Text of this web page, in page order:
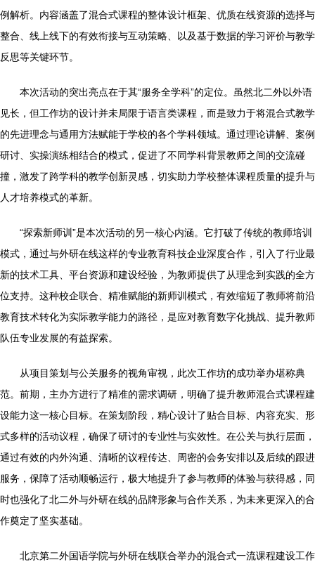
例解析。内容涵盖了混合式课程的整体设计框架、优质在线资源的选择与
整合、线上线下的有效衔接与互动策略、以及基于数据的学习评价与教学
反思等关键环节。
本次活动的突出亮点在于其“服务全学科”的定位。虽然北二外以外语
见长，但工作坊的设计并未局限于语言类课程，而是致力于将混合式教学
的先进理念与通用方法赋能于学校的各个学科领域。通过理论讲解、案例
研讨、实操演练相结合的模式，促进了不同学科背景教师之间的交流碰
撞，激发了跨学科的教学创新灵感，切实助力学校整体课程质量的提升与
人才培养模式的革新。
“探索新师训”是本次活动的另一核心内涵。它打破了传统的教师培训
模式，通过与外研在线这样的专业教育科技企业深度合作，引入了行业最
新的技术工具、平台资源和建设经验，为教师提供了从理念到实践的全方
位支持。这种校企联合、精准赋能的新师训模式，有效缩短了教师将前沿
教育技术转化为实际教学能力的路径，是应对教育数字化挑战、提升教师
队伍专业发展的有益探索。
从项目策划与公关服务的视角审视，此次工作坊的成功举办堪称典
范。前期，主办方进行了精准的需求调研，明确了提升教师混合式课程建
设能力这一核心目标。在策划阶段，精心设计了贴合目标、内容充实、形
式多样的活动议程，确保了研讨的专业性与实效性。在公关与执行层面，
通过有效的内外沟通、清晰的议程传达、周密的会务安排以及后续的跟进
服务，保障了活动顺畅运行，极大地提升了参与教师的体验与获得感，同
时也强化了北二外与外研在线的品牌形象与合作关系，为未来更深入的合
作奠定了坚实基础。
北京第二外国语学院与外研在线联合举办的混合式一流课程建设工作